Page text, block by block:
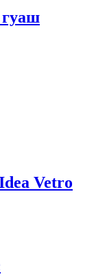
гуаш
Vetro